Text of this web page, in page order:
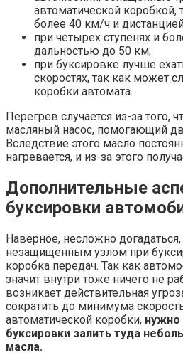
автоматической коробкой,
более 40 км/ч и
при четырех ступенях и
дальностью до 50 км;
при буксировке лучше
скоростях, так как может
коробки автомата.
Перегрев случается из-за того,
масляный насос, помогающий
Вследствие этого масло
нагревается, и из-за этого
Дополнительные
буксировки
Наверное, несложно
незащищенным узлом при
коробка передач. Так как
значит внутри тоже ничего не
возникает действительная
сократить до минимума
автоматической коробки,
буксировки залить туда
масла.